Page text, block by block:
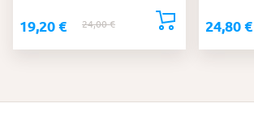
24,00€Algne
19,20 €
Praegune
24,80 €